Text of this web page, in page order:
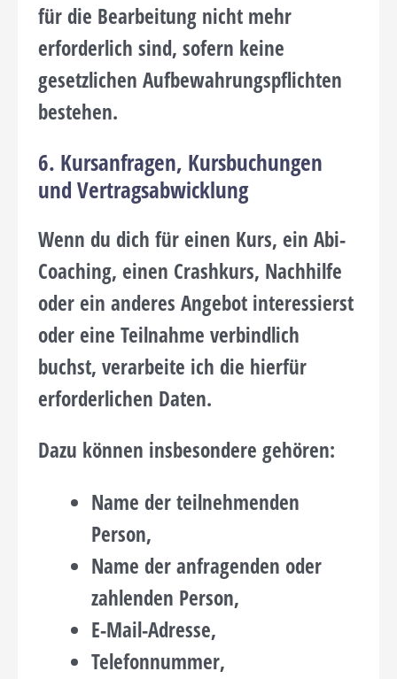
für die Bearbeitung nicht mehr
erforderlich sind, sofern keine
gesetzlichen Aufbewahrungspflichten
bestehen.
6. Kursanfragen, Kursbuchungen
und Vertragsabwicklung
Wenn du dich für einen Kurs, ein Abi-
Coaching, einen Crashkurs, Nachhilfe
oder ein anderes Angebot interessierst
oder eine Teilnahme verbindlich
buchst, verarbeite ich die hierfür
erforderlichen Daten.
Dazu können insbesondere gehören:
Name der teilnehmenden
Person,
Name der anfragenden oder
zahlenden Person,
E-Mail-Adresse,
Telefonnummer,